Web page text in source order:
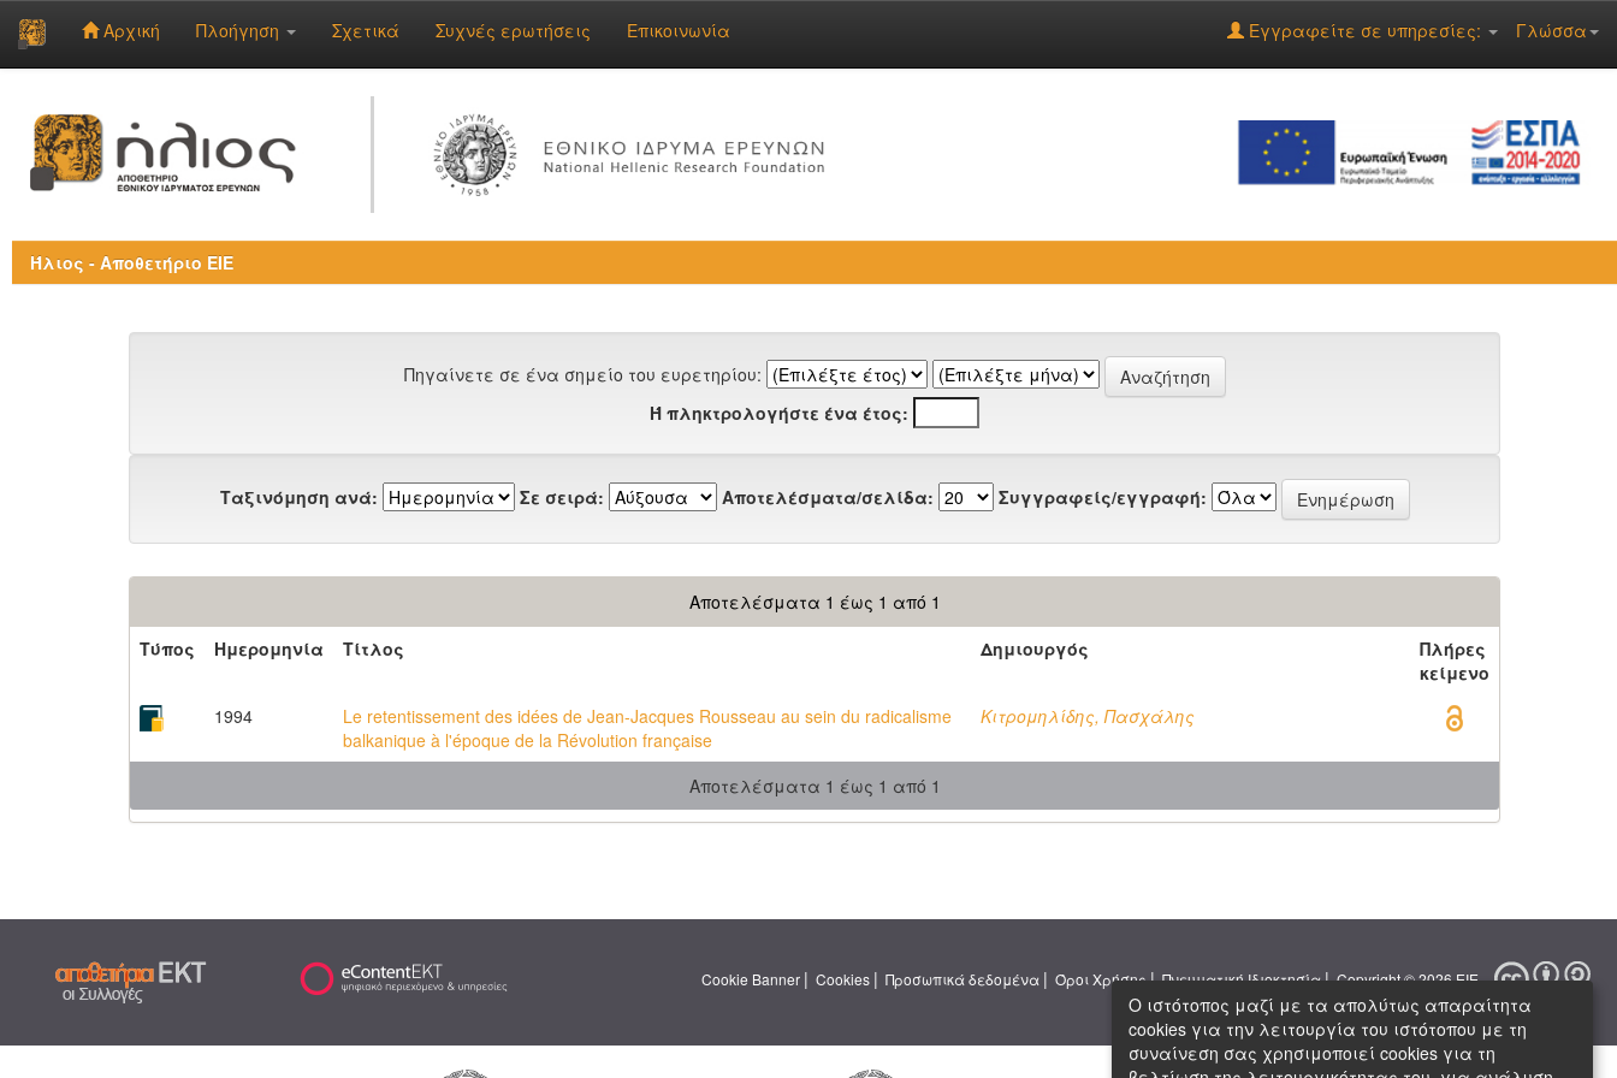
navigation
Αρχική Πλοήγηση Σχετικά Συχνές ερωτήσεις Επικοινωνία Γλώσσα
Εγγραφείτε σε υπηρεσίες:
Ήλιος - Αποθετήριο ΕΙΕ
Πηγαίνετε σε ένα σημείο του ευρετηρίου:
Ή πληκτρολογήστε ένα έτος:
Ταξινόμηση ανά: Σε σειρά: Αποτελέσματα/σελίδα: Συγγραφείς/εγγραφή:
Αποτελέσματα 1 έως 1 από 1
Τύπος
Ημερομηνία Τίτλος Δημιουργός
Πλήρες
κείμενο
1994
Le retentissement des idées de Jean-Jacques Rousseau au sein du radicalisme
balkanique à l'époque de la Révolution française
Κιτρομηλίδης, Πασχάλης
Αποτελέσματα 1 έως 1 από 1
Cookie Banner | Cookies | Προσωπικά δεδομένα | Όροι Χρήσης| Πνευματική Ιδιοκτησία| Copyright © 2026 ΕΙΕ
Ο ιστότοπος μαζί με τα απολύτως απαραίτητα
cookies για την λειτουργία του ιστότοπου με τη
συναίνεση σας χρησιμοποιεί cookies για τη